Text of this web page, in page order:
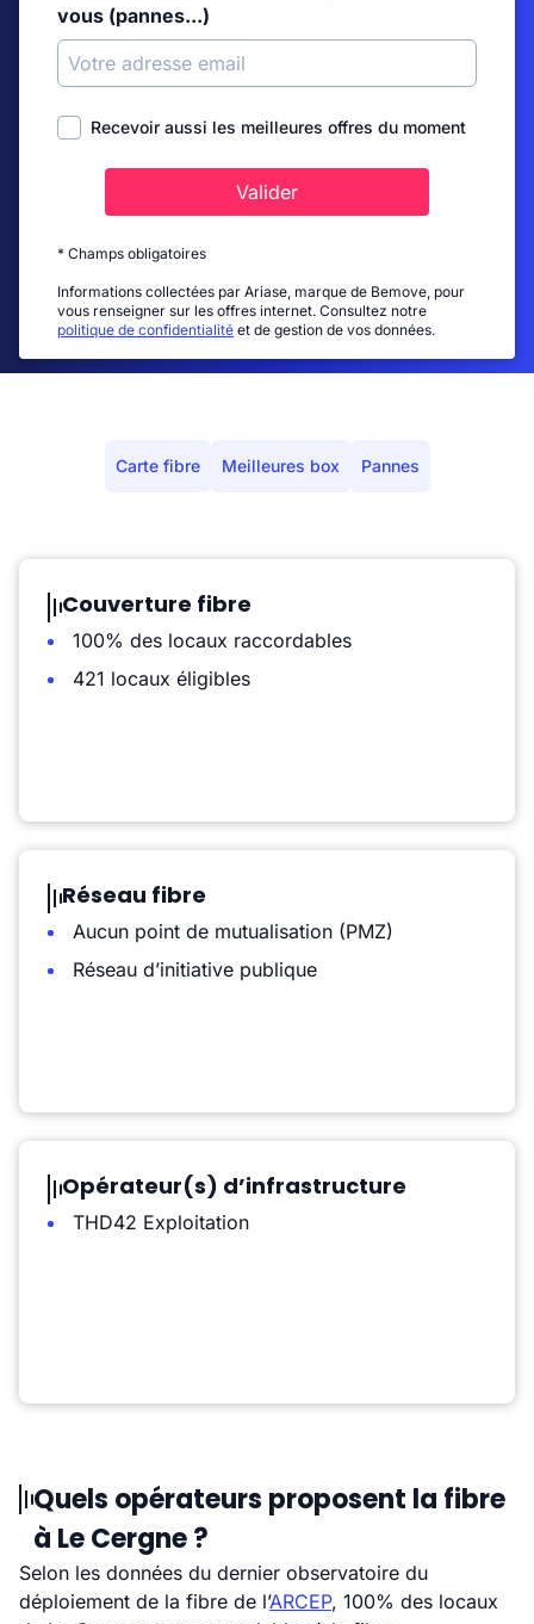
vous (pannes...)
Recevoir aussi les meilleures offres du moment
Valider
* Champs obligatoires
Informations collectées par Ariase, marque de Bemove, pour
vous renseigner sur les offres internet. Consultez notre
politique de confidentialité et de gestion de vos données.
Carte fibre Meilleures box Pannes
Couverture fibre
100% des locaux raccordables
421 locaux éligibles
Réseau fibre
Aucun point de mutualisation (PMZ)
Réseau d’initiative publique
Opérateur(s) d’infrastructure
THD42 Exploitation
Quels opérateurs proposent la fibre
à Le Cergne ?
Selon les données du dernier observatoire du
déploiement de la fibre de l’ARCEP, 100% des locaux